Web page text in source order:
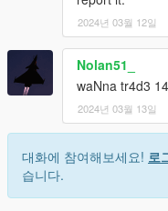
2024년 03월 12일
Nolan51_
waNna tr4d3
2024년 03월 13일
대화에 참여해보세요! 로
습니다.